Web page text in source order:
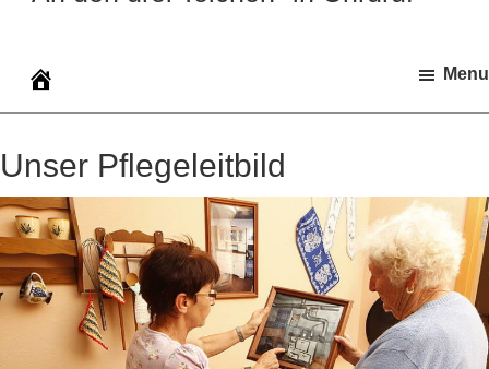
Menu
Unser Pflegeleitbild